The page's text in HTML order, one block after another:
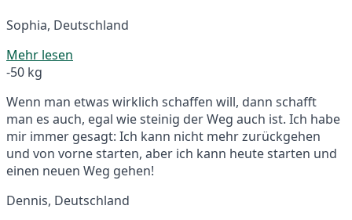
Sophia, Deutschland
Mehr lesen
-50 kg
Wenn man etwas wirklich schaffen will, dann schafft
man es auch, egal wie steinig der Weg auch ist. Ich habe
mir immer gesagt: Ich kann nicht mehr zurückgehen
und von vorne starten, aber ich kann heute starten und
einen neuen Weg gehen!
Dennis, Deutschland